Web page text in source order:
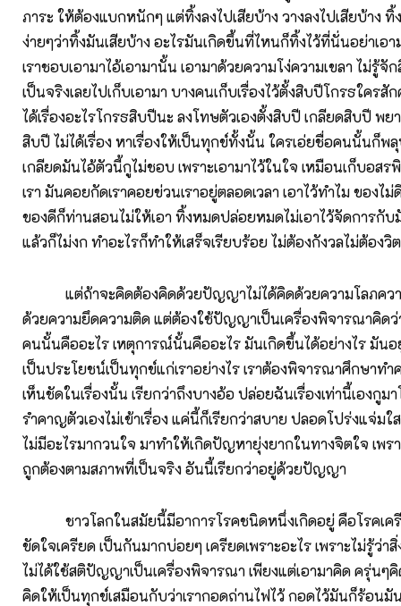
ภาระ ให้ต้องแบกหนักๆ แต่ทิ้งลงไปเสียบ้าง วางลงไปเสียบ้าง ทิ้
ง่ายๆว่าทิ้งมันเสียบ้าง อะไรมันเกิดขึ้นที่ไหนก็ทิ้งไว้ที่นั่นอย่าเอา
เราชอบเอามาไอ้เอามานั้น เอามาด้วยความโง่ความเขลา ไม่รู้จั
เป็นจริงเลยไปเก็บเอามา บางคนเก็บเรื่องไว้ตั้งสิบปีโกรธใคร
ได้เรื่องอะไรโกรธสิบปีนะ ลงโทษตัวเองตั้งสิบปี เกลียดสิบปี พ
สิบปี ไม่ได้เรื่อง หาเรื่องให้เป็นทุกข์ทั้งนั้น ใครเอ่ยชื่อคนนั้นก็พลุ
เกลียดมันไอ้ตัวนี้กูไม่ชอบ เพราะเอามาไว้ในใจ เหมือนเก็บอสร
เรา มันคอยกัดเราคอยข่วนเราอยู่ตลอดเวลา เอาไว้ทำไม ของไม่
ของดีก็ท่านสอนไม่ให้เอา ทิ้งหมดปล่อยหมดไม่เอาไว้จัดการกับ
แล้วก็ไม่งก ทำอะไรก็ทำให้เสร็จเรียบร้อย ไม่ต้องกังวลไม่ต้องวิ
แต่ถ้าจะคิดต้องคิดด้วยปัญญาไม่ได้คิดด้วยความโลภควา
ด้วยความยึดความติด แต่ต้องใช้ปัญญาเป็นเครื่องพิจารณาคิดว่
คนนั้นคืออะไร เหตุการณ์นั้นคืออะไร มันเกิดขึ้นได้อย่างไร มันอ
เป็นประโยชน์เป็นทุกข์แก่เราอย่างไร เราต้องพิจารณาศึกษาทำ
เห็นชัดในเรื่องนั้น เรียกว่าถึงบางอ้อ ปล่อยฉันเรื่องเท่านี้เองกูม
รำคาญตัวเองไม่เข้าเรื่อง แค่นี้ก็เรียกว่าสบาย ปลอดโปร่งแจ่มใ
ไม่มีอะไรมากวนใจ มาทำให้เกิดปัญหายุ่งยากในทางจิตใจ เพรา
ถูกต้องตามสภาพที่เป็นจริง อันนี้เรียกว่าอยู่ด้วยปัญญา
ชาวโลกในสมัยนี้มีอาการโรคชนิดหนึ่งเกิดอยู่ คือโรคเครี
ขัดใจเครียด เป็นกันมากบ่อยๆ เครียดเพราะอะไร เพราะไม่รู้ว่า
ไม่ได้ใช้สติปัญญาเป็นเครื่องพิจารณา เพียงแต่เอามาคิด ครุ่นๆคิ
คิดให้เป็นทุกข์เสมือนกับว่าเรากอดถ่านไฟไว้ กอดไว้มันก็ร้อนมัน